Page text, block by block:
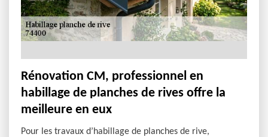
Rénovation CM, professionnel en
habillage de planches de rives offre la
meilleure en eux
Pour les travaux d’habillage de planches de rive,